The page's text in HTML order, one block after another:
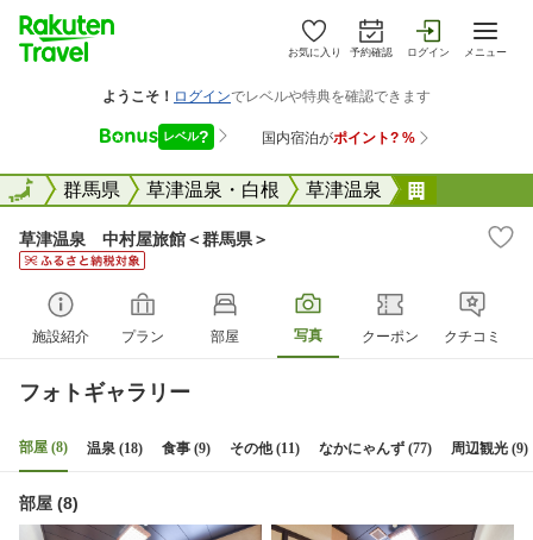
お気に入り 予約確認 ログイン メニュー
全国群馬県 草津温泉・白根 草津温泉
全国
草津温泉 中村屋旅館＜群馬県＞
施設紹介 プラン 部屋 写真 クーポン クチコミ
フォトギャラリー
部屋 (8) 温泉 (18) 食事 (9) その他 (11) なかにゃんず (77) 周辺観光 (9)
部屋 (8)